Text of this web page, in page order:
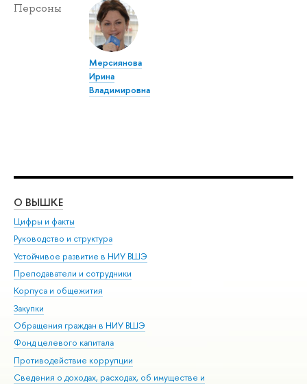
Персоны
Мерсиянова
Ирина
Владимировна
О ВЫШКЕ
Цифры и факты
Руководство и структура
Устойчивое развитие в НИУ ВШЭ
Преподаватели и сотрудники
Корпуса и общежития
Закупки
Обращения граждан в НИУ ВШЭ
Фонд целевого капитала
Противодействие коррупции
Сведения о доходах, расходах, об имуществе и